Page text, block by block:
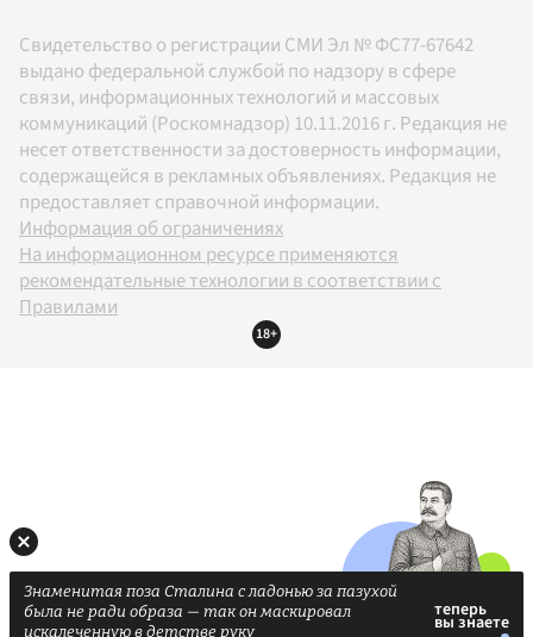
Свидетельство о регистрации СМИ Эл № ФС77-67642
выдано федеральной службой по надзору в сфере
связи, информационных технологий и массовых
коммуникаций (Роскомнадзор) 10.11.2016 г. Редакция не
несет ответственности за достоверность информации,
содержащейся в рекламных объявлениях. Редакция не
предоставляет справочной информации.
Информация об ограничениях
На информационном ресурсе применяются
рекомендательные технологии в соответствии с
Правилами
18+
Знаменитая поза Сталина с ладонью за пазухой
была не ради образа — так он маскировал
искалеченную в детстве руку